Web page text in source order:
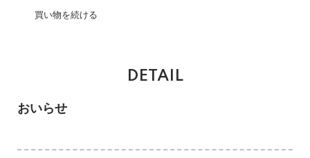
買い物を続ける
DETAIL
おいらせ